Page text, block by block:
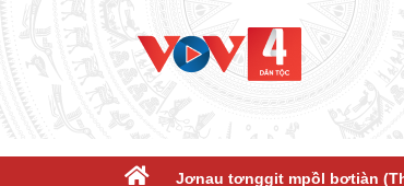
Jơnau tơnggit mpồl bơtiàn